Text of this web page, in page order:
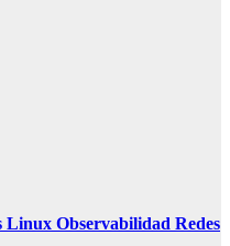
Linux Observabilidad Redes